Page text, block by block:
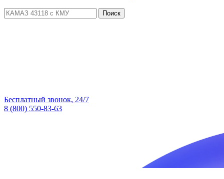
Поиск
Бесплатный звонок, 24/7
8 (800) 550-83-63